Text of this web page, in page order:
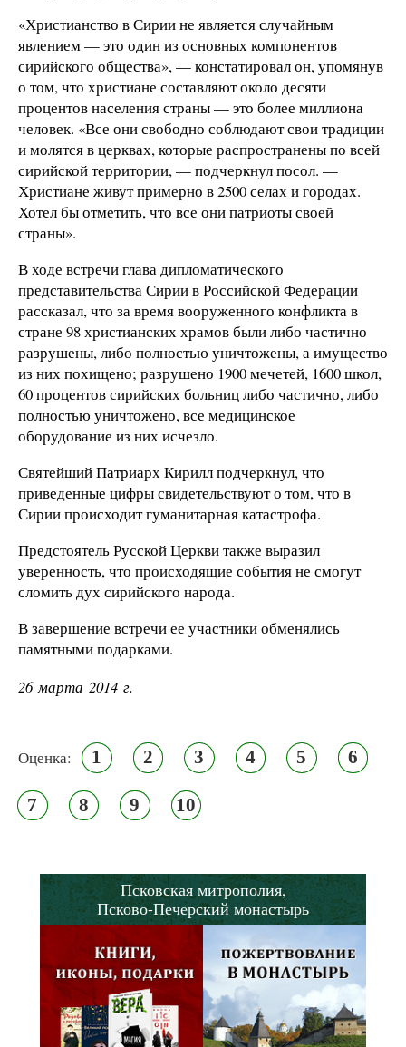
«Христианство в Сирии не является случайным
явлением — это один из основных компонентов
сирийского общества», — констатировал он, упомянув
о том, что христиане составляют около десяти
процентов населения страны — это более миллиона
человек. «Все они свободно соблюдают свои традиции
и молятся в церквах, которые распространены по всей
сирийской территории, — подчеркнул посол. —
Христиане живут примерно в 2500 селах и городах.
Хотел бы отметить, что все они патриоты своей
страны».
В ходе встречи глава дипломатического
представительства Сирии в Российской Федерации
рассказал, что за время вооруженного конфликта в
стране 98 христианских храмов были либо частично
разрушены, либо полностью уничтожены, а имущество
из них похищено; разрушено 1900 мечетей, 1600 школ,
60 процентов сирийских больниц либо частично, либо
полностью уничтожено, все медицинское
оборудование из них исчезло.
Святейший Патриарх Кирилл подчеркнул, что
приведенные цифры свидетельствуют о том, что в
Сирии происходит гуманитарная катастрофа.
Предстоятель Русской Церкви также выразил
уверенность, что происходящие события не смогут
сломить дух сирийского народа.
В завершение встречи ее участники обменялись
памятными подарками.
26 марта 2014 г.
Оценка: 1 2 3 4 5 6
7 8 9 10
Псковская митрополия,
Псково-Печерский монастырь